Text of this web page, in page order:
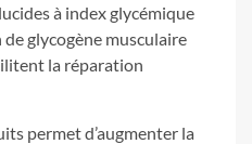
à index glycémique
glycogène musculaire
la réparation
permet d’augmenter la